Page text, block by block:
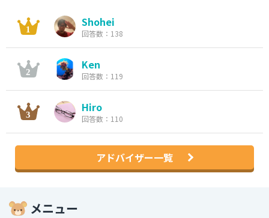
Shohei
回答数：138
Ken
回答数：119
Hiro
回答数：110
アドバイザー一覧
メニュー